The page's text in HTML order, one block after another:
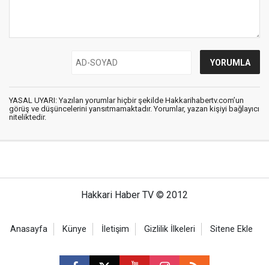
YASAL UYARI: Yazılan yorumlar hiçbir şekilde Hakkarihabertv.com’un
görüş ve düşüncelerini yansıtmamaktadır. Yorumlar, yazan kişiyi bağlayıcı
niteliktedir.
Hakkari Haber TV © 2012
Anasayfa Künye İletişim Gizlilik İlkeleri Sitene Ekle